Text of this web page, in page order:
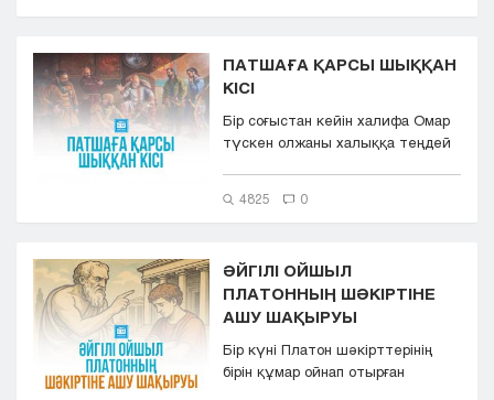
ПАТШАҒА ҚАРСЫ ШЫҚҚАН
КІСІ
Бір соғыстан кейін халифа Омар
түскен олжаны халыққа теңдей
4825 0
ӘЙГІЛІ ОЙШЫЛ
ПЛАТОННЫҢ ШӘКІРТІНЕ
АШУ ШАҚЫРУЫ
Бір күні Платон шәкірттерінің
бірін құмар ойнап отырған